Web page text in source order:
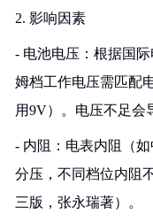
2. 影响因素
- 电池电压：根据国
姆档工作电压需匹配
用9V）。电压不足会
- 内阻：电表内阻（
分压，不同档位内阻
三版，张永瑞著）。